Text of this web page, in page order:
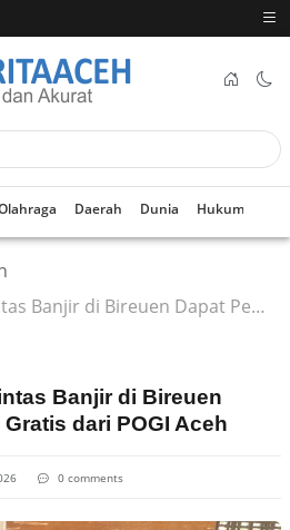
Daerah Dunia Hukum
Dapat Pemeriksaan Gratis dari POGI Aceh
Banjir di Bireuen
dari POGI Aceh
0 comments